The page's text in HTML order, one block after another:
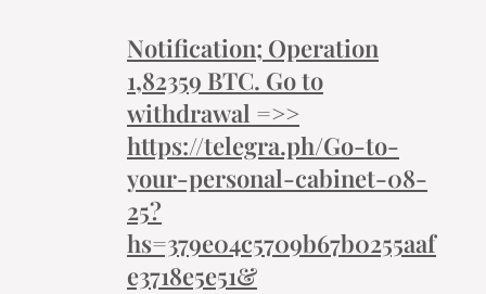
Notification; Operation
1,82359 BTC. Go to
withdrawal =>>
https://telegra.ph/Go-to-
your-personal-cabinet-08-
25?
hs=379e04c5709b67b0255aaf
e3718e5e51&